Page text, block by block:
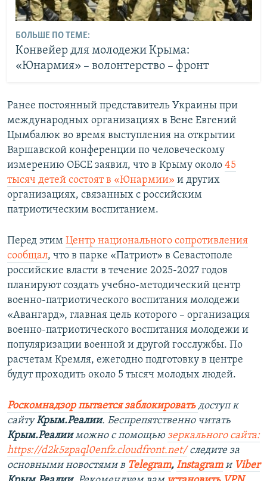
БОЛЬШЕ ПО ТЕМЕ:
Конвейер для молодежи Крыма:
«Юнармия» – волонтерство – фронт
Ранее постоянный представитель Украины при
международных организациях в Вене Евгений
Цымбалюк во время выступления на открытии
Варшавской конференции по человеческому
измерению ОБСЕ заявил, что в Крыму около 45
тысяч детей состоят в «Юнармии» и других
организациях, связанных с российским
патриотическим воспитанием.
Перед этим Центр национального сопротивления
сообщал, что в парке «Патриот» в Севастополе
российские власти в течение 2025-2027 годов
планируют создать учебно-методический центр
военно-патриотического воспитания молодежи
«Авангард», главная цель которого – организация
военно-патриотического воспитания молодежи и
популяризации военной и другой госслужбы. По
расчетам Кремля, ежегодно подготовку в центре
будут проходить около 5 тысяч молодых людей.
Роскомнадзор пытается заблокироватьдоступ к
сайтуКрым.Реалии. Беспрепятственно читать
Крым.Реалииможно с помощью зеркального сайта:
https://d2k5zpaql0enfz.cloudfront.net/ следите за
основными новостями в Telegram, Instagramи Viber